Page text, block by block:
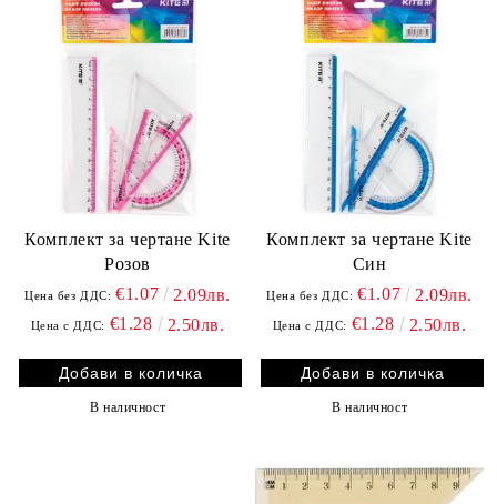
Комплект за чертане Kite
Розов
Цена без ДДС: €1.07 2.09лв.
Цена с ДДС: €1.28 2.50лв.
В наличност
Комплект за чертане Kite
Син
Цена без ДДС: €1.07 2.09лв.
Цена с ДДС: €1.28 2.50лв.
В наличност